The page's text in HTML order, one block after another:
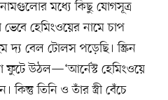
মধ্যে কিছু যোগসূত্র
হেমিংওয়ের নামে চাপ
বেল টোলস পড়েছি। স্ক্রিন
উঠল—‘আর্নেস্ট হেমিংওয়ে
তিনি ও তাঁর স্ত্রী বেঁচে